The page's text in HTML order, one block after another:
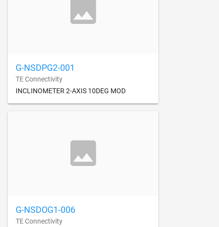
G-NSDPG2-001
TE Connectivity
INCLINOMETER 2-AXIS 10DEG MOD
G-NSDOG1-006
TE Connectivity